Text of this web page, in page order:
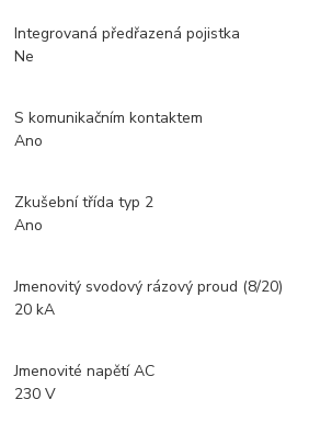
Integrovaná předřazená pojistka
Ne
S komunikačním kontaktem
Ano
Zkušební třída typ 2
Ano
Jmenovitý svodový rázový proud (8/20)
20 kA
Jmenovité napětí AC
230 V